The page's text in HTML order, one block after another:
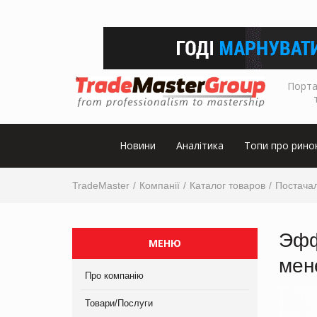
Новини Аналітика Топи про
TradeMaster Компанії Каталог товаров
МЕНЮ
Про компанію
Товари/Послуги